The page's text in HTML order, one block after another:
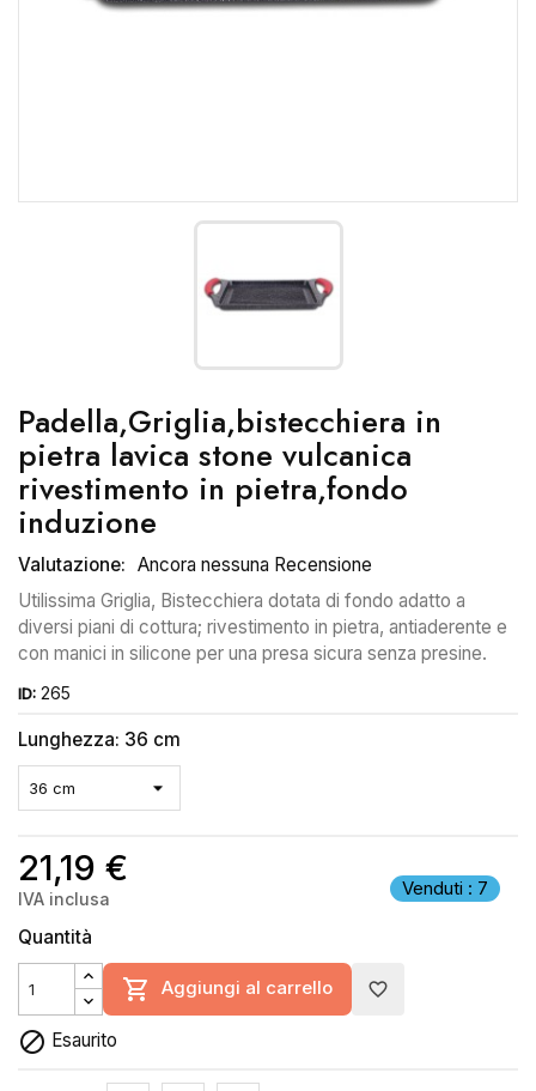
Padella,Griglia,bistecchiera in
pietra lavica stone vulcanica
rivestimento in pietra,fondo
induzione
Valutazione: Ancora nessuna Recensione
Utilissima Griglia, Bistecchiera dotata di fondo adatto a
diversi piani di cottura; rivestimento in pietra, antiaderente e
con manici in silicone per una presa sicura senza presine.
ID: 265
Lunghezza: 36 cm
21,19 € Venduti : 7
IVA inclusa
Quantità
 Aggiungi al carrello favorite_border
 Esaurito